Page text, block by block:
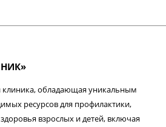
обладающая уникальным
ресурсов для профилактики,
взрослых и детей, включая